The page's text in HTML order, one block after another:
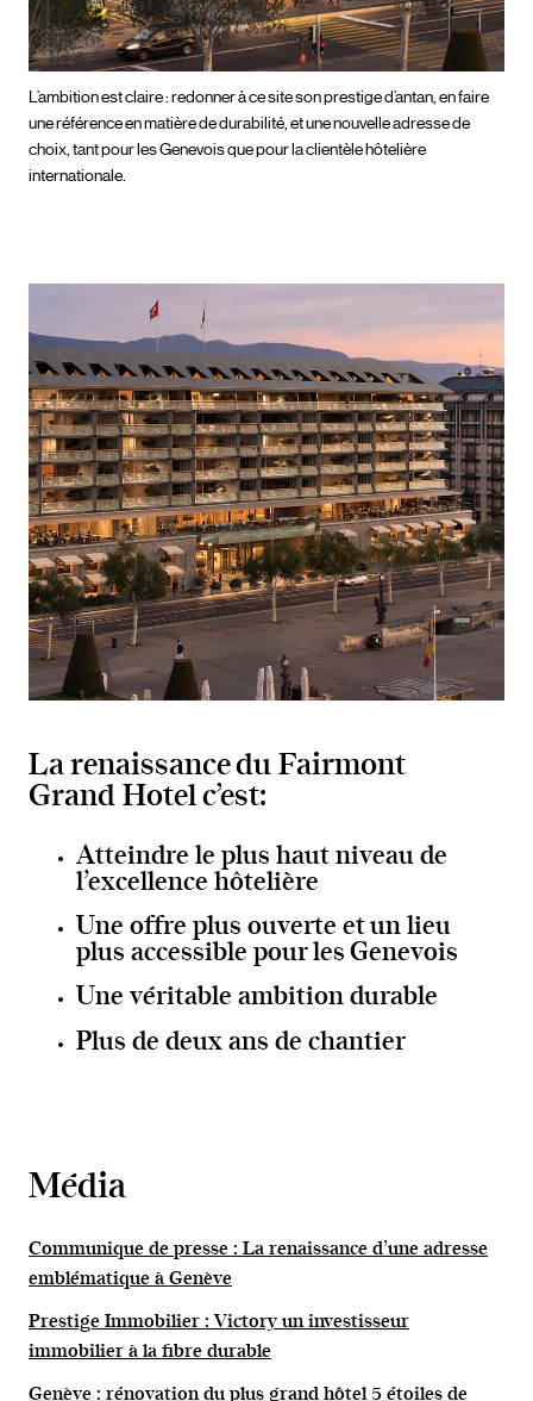
L’ambition est claire : redonner à ce site son prestige d’antan, en faire
une référence en matière de durabilité, et une nouvelle adresse de
choix, tant pour les Genevois que pour la clientèle hôtelière
internationale.
La renaissance du Fairmont
Grand Hotel c’est:
Atteindre le plus haut niveau de
l’excellence hôtelière
Une offre plus ouverte et un lieu
plus accessible pour les Genevois
Une véritable ambition durable
Plus de deux ans de chantier
Média
Communique de presse : La renaissance d’une adresse
emblématique à Genève
Prestige Immobilier : Victory un investisseur
immobilier à la fibre durable
Genève : rénovation du plus grand hôtel 5 étoiles de